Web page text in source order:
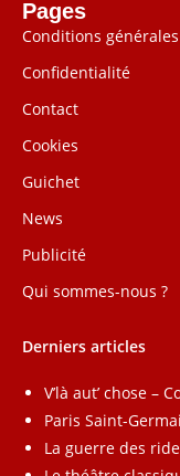
Pages
Conditions
Confidentialité
Contact
Cookies
Guichet
News
Publicité
Qui sommes-nous ?
Derniers articles
V’là aut’ chose –
Paris Saint-
La guerre des